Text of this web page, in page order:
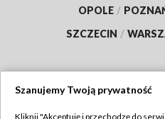
OPOLE /
SZCZECIN /
Szanujemy Twoją prywatność
Kliknij "Akceptuję i przechodzę do